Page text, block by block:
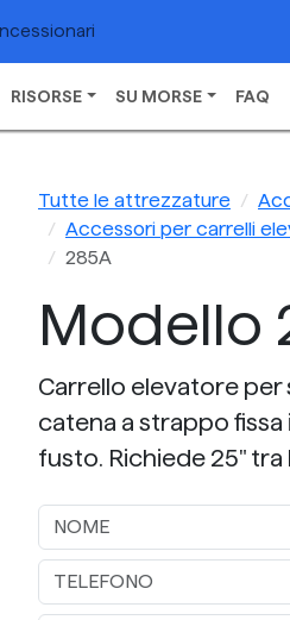
RISORSE SU MORSE FAQ
Tutte le attrezzature
Accessori per carrelli
285A
Modello
Carrello elevatore per
catena a strappo
fusto. Richiede 25"